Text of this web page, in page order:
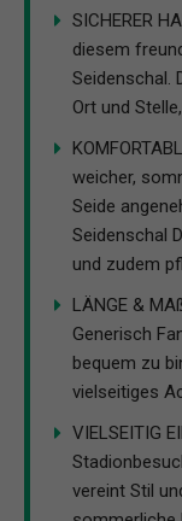
SICHERER
diesem
Seidenschal.
Ort und
weicher,
Seide
Seidenschal
und zudem
LÄNGE &
Generisch
bequem zu
vielseitiges
VIELSEITIG
vereint Stil